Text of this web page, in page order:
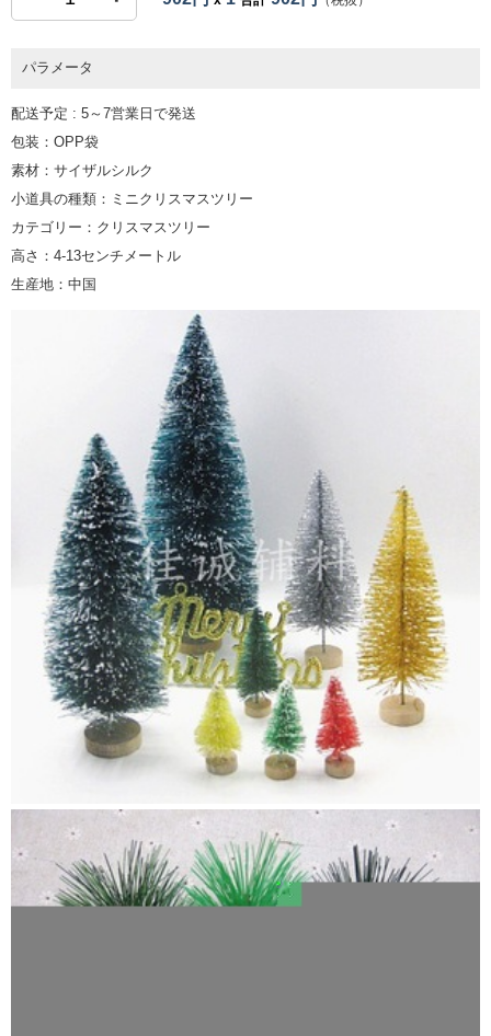
パラメータ
配送予定 : 5～7営業日で発送
包装：OPP袋
素材：サイザルシルク
小道具の種類：ミニクリスマスツリー
カテゴリー：クリスマスツリー
高さ：4-13センチメートル
生産地：中国